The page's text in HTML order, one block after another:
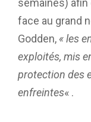
semaines)
face au grand
Godden, « les
exploités, mis
protection des
enfreintes« .